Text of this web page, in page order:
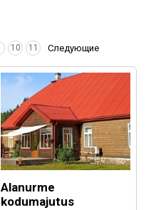
10 11 Следующие
Alanurme
kodumajutus